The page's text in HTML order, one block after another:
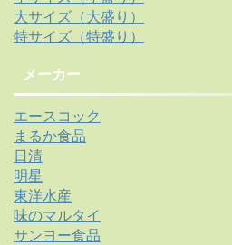
大サイズ（大盛り）
特サイズ（特盛り）
メーカー
エースコック
まるか食品
日清
明星
東洋水産
味のマルタイ
サンヨー食品